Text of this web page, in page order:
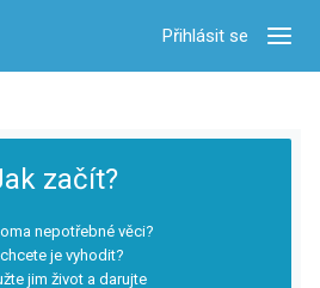
Přihlásit se
začít?
nepotřebné věci?
je vyhodit?
jim život a darujte